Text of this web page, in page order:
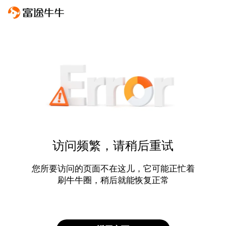
访问频繁，请稍后重试
您所要访问的页面不在这儿，它可能正忙着
刷牛牛圈，稍后就能恢复正常